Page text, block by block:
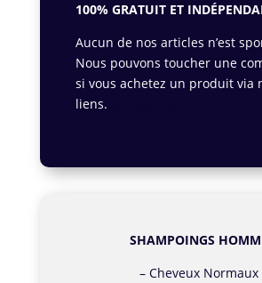
100% GRATUIT ET
Aucun de nos articles n’est
Nous pouvons toucher une
si vous achetez un produit via
liens.
SHAMPOINGS
– Cheveux Normaux